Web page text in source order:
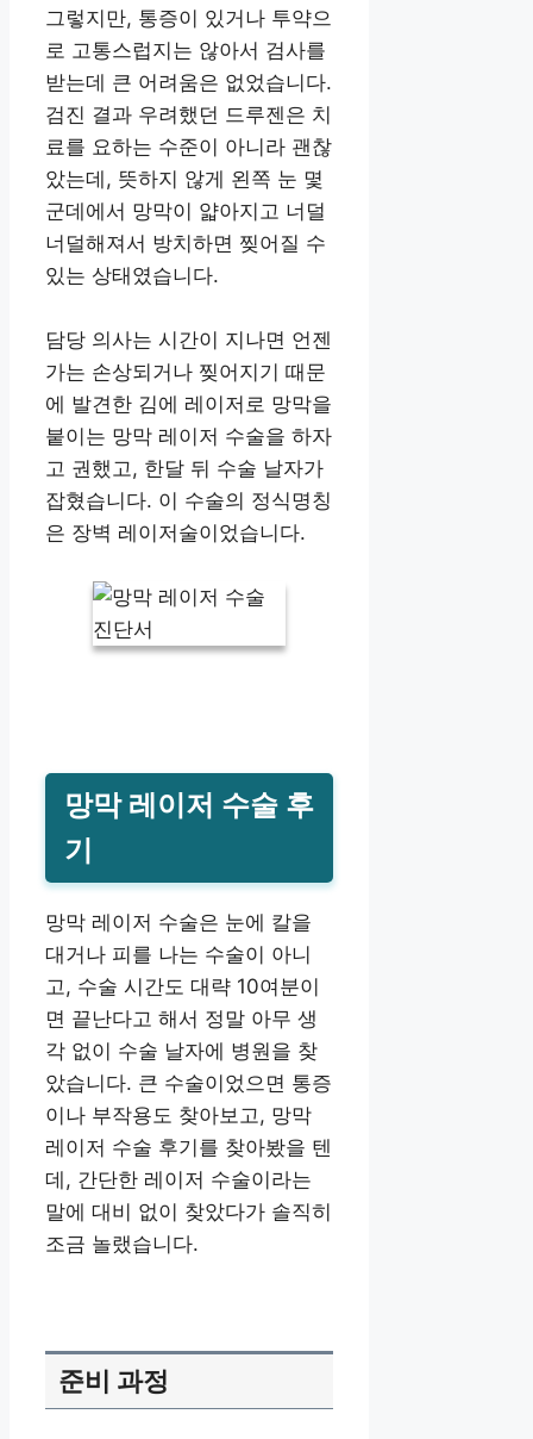
그렇지만, 통증이 있거나 투약으
로 고통스럽지는 않아서 검사를
받는데 큰 어려움은 없었습니다.
검진 결과 우려했던 드루젠은 치
료를 요하는 수준이 아니라 괜찮
았는데, 뜻하지 않게 왼쪽 눈 몇
군데에서 망막이 얇아지고 너덜
너덜해져서 방치하면 찢어질 수
있는 상태였습니다.
담당 의사는 시간이 지나면 언젠
가는 손상되거나 찢어지기 때문
에 발견한 김에 레이저로 망막을
붙이는 망막 레이저 수술을 하자
고 권했고, 한달 뒤 수술 날자가
잡혔습니다. 이 수술의 정식명칭
은 장벽 레이저술이었습니다.
망막 레이저 수술 후
기
망막 레이저 수술은 눈에 칼을
대거나 피를 나는 수술이 아니
고, 수술 시간도 대략 10여분이
면 끝난다고 해서 정말 아무 생
각 없이 수술 날자에 병원을 찾
았습니다. 큰 수술이었으면 통증
이나 부작용도 찾아보고, 망막
레이저 수술 후기를 찾아봤을 텐
데, 간단한 레이저 수술이라는
말에 대비 없이 찾았다가 솔직히
조금 놀랬습니다.
준비 과정